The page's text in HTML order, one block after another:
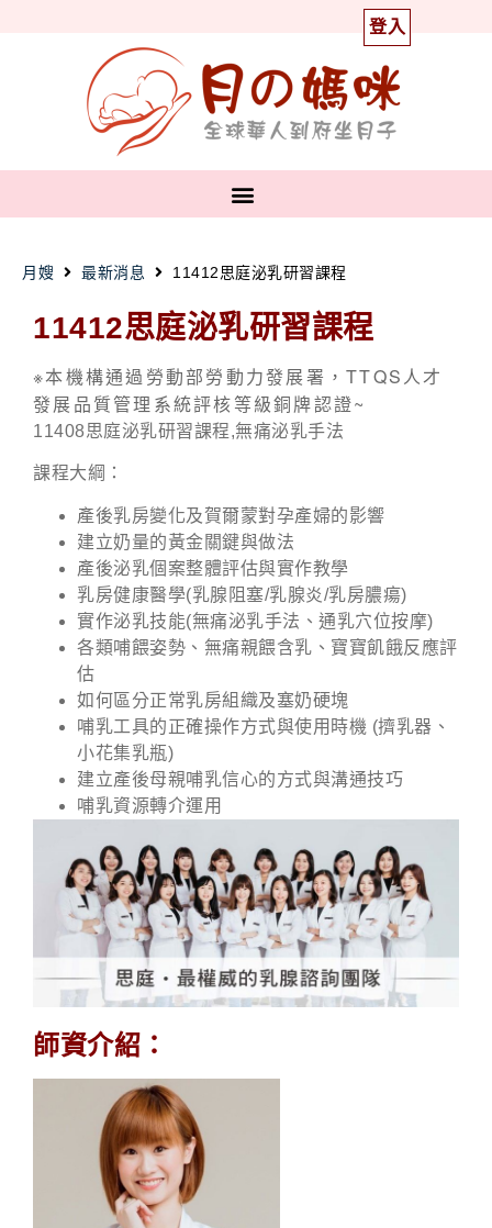
登入
月嫂 最新消息 11412思庭泌乳研習課程
11412思庭泌乳研習課程
※本機構通過勞動部勞動力發展署，TTQS人才
發展品質管理系統評核等級銅牌認證~
11408思庭泌乳研習課程,無痛泌乳手法
課程大綱：
產後乳房變化及賀爾蒙對孕產婦的影響
建立奶量的黃金關鍵與做法
產後泌乳個案整體評估與實作教學
乳房健康醫學(乳腺阻塞/乳腺炎/乳房膿瘍)
實作泌乳技能(無痛泌乳手法、通乳穴位按摩)
各類哺餵姿勢、無痛親餵含乳、寶寶飢餓反應評
估
如何區分正常乳房組織及塞奶硬塊
哺乳工具的正確操作方式與使用時機 (擠乳器、
小花集乳瓶)
建立產後母親哺乳信心的方式與溝通技巧
哺乳資源轉介運用
師資介紹：